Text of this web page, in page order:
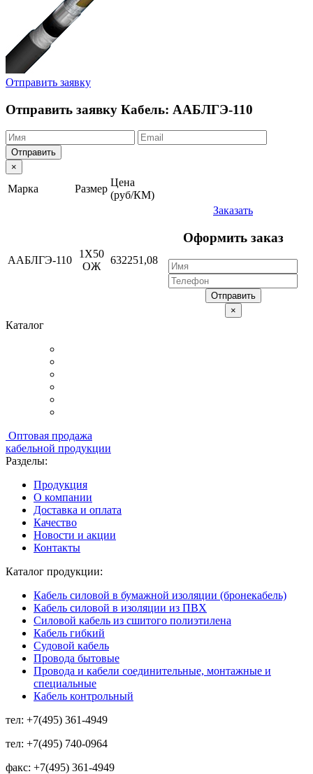
Отправить заявку
Отправить заявку Кабель: ААБЛГЭ-110
Отправить
×
Марка Размер
Цена
(руб/КМ)
ААБЛГЭ-110
1Х50
ОЖ
632251,08
Заказать
Оформить заказ
Отправить
×
Каталог
Оптовая продажа
кабельной продукции
Разделы:
Продукция
О компании
Доставка и оплата
Качество
Новости и акции
Контакты
Каталог продукции:
Кабель силовой в бумажной изоляции (бронекабель)
Кабель силовой в изоляции из ПВХ
Силовой кабель из сшитого полиэтилена
Кабель гибкий
Судовой кабель
Провода бытовые
Провода и кабели соединительные, монтажные и
специальные
Кабель контрольный
тел: +7(495) 361-4949
тел: +7(495) 740-0964
факс: +7(495) 361-4949